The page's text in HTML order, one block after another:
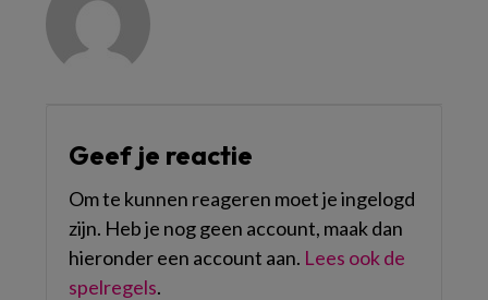
Geef je reactie
Om te kunnen reageren moet je ingelogd
zijn. Heb je nog geen account, maak dan
hieronder een account aan. Lees ook de
spelregels.